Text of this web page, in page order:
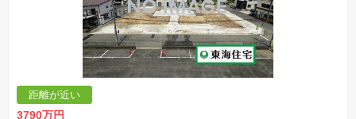
距離が近い
3790万円